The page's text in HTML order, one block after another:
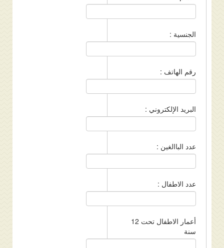
الجنسية :
رقم الهاتف :
البريد الإلكتروني :
عدد الباالغين :
عدد الاطفال :
أعمار الاطفال تحت 12
سنة